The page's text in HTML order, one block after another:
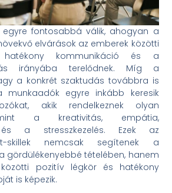
egyre fontosabbá válik, ahogyan a
elvárások az emberek közötti
kommunikáció és a
irányába terelődnek. Míg a
a konkrét szaktudás továbbra is
munkaadók egyre inkább keresik
akik rendelkeznek olyan
mint a kreativitás, empátia,
és a stresszkezelés. Ezek az
skillek nemcsak segítenek a
gördülékenyebbé tételében, hanem
pozitív légkör és hatékony
is képezik.